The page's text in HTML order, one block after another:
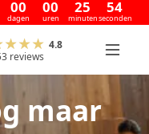
00
dagen
00
uren
25
minuten
54
seconden
4.8
reviews
maar